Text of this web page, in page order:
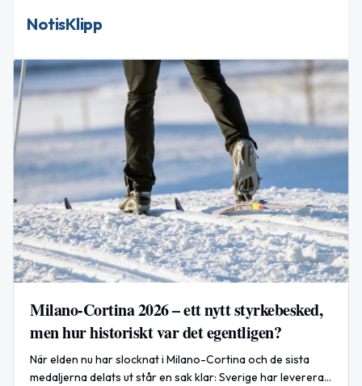
NotisKlipp
Milano-Cortina 2026 – ett nytt styrkebesked,
men hur historiskt var det egentligen?
När elden nu har slocknat i Milano-Cortina och de sista
medaljerna delats ut står en sak klar: Sverige har levererat